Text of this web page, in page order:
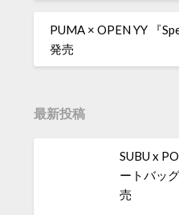
PUMA × OPEN YY 『
発売
最新投稿
SUBU x
ートバッ
売